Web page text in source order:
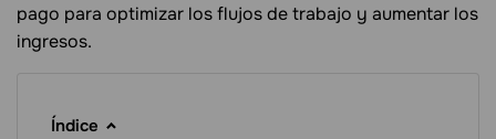
pago para optimizar los flujos de trabajo y aumentar los
ingresos.
Índice